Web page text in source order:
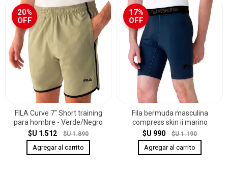
20%
OFF
FILA Curve 7" Short training
para hombre - Verde/Negro
$U 1.512
$U 1.890
17%
OFF
Fila bermuda masculina
compress skin ii marino
$U 990
$U 1.190